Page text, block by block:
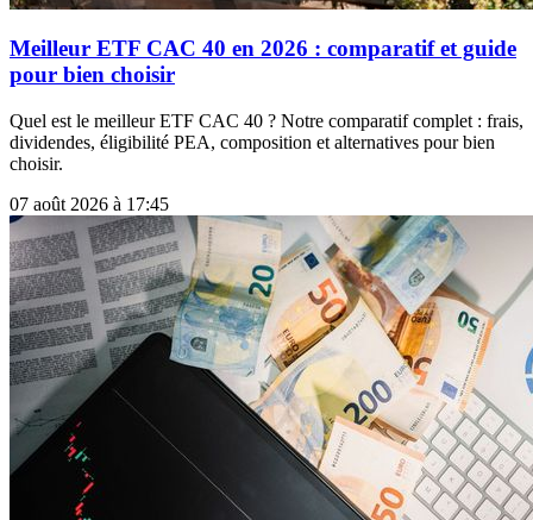
Meilleur ETF CAC 40 en 2026 : comparatif et guide
pour bien choisir
Quel est le meilleur ETF CAC 40 ? Notre comparatif complet : frais,
dividendes, éligibilité PEA, composition et alternatives pour bien
choisir.
07 août 2026 à 17:45